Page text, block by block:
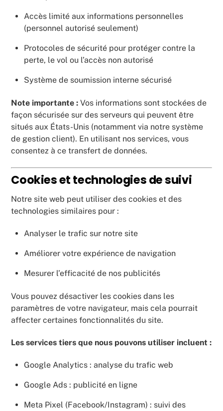
Accès limité aux informations personnelles
(personnel autorisé seulement)
Protocoles de sécurité pour protéger contre la
perte, le vol ou l’accès non autorisé
Système de soumission interne sécurisé
Note importante : Vos informations sont stockées de
façon sécurisée sur des serveurs qui peuvent être
situés aux États-Unis (notamment via notre système
de gestion client). En utilisant nos services, vous
consentez à ce transfert de données.
Cookies et technologies de suivi
Notre site web peut utiliser des cookies et des
technologies similaires pour :
Analyser le trafic sur notre site
Améliorer votre expérience de navigation
Mesurer l’efficacité de nos publicités
Vous pouvez désactiver les cookies dans les
paramètres de votre navigateur, mais cela pourrait
affecter certaines fonctionnalités du site.
Les services tiers que nous pouvons utiliser incluent :
Google Analytics : analyse du trafic web
Google Ads : publicité en ligne
Meta Pixel (Facebook/Instagram) : suivi des